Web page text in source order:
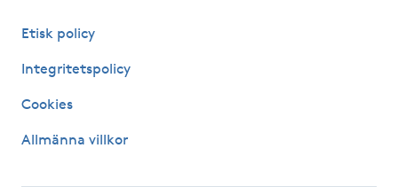
Hudföryngring
Huduppstramning
Hudvård
Etisk policy
Integritetspolicy
Cookies
Allmänna villkor